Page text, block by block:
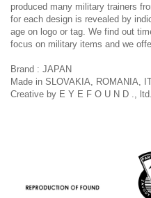
produced many military trainers
for each design is revealed by
age on logo or tag. We find out
focus on military items and we
Brand : JAPAN
Made in SLOVAKIA, ROMANIA,
Creative by E Y E F O U N D ., ltd.